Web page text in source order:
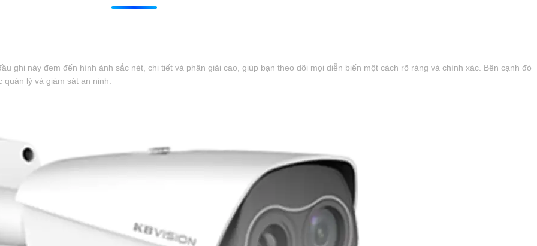
ghi này đem đến hình ảnh sắc nét, chi tiết và phân giải cao, giúp bạn theo dõi mọi diễn biến một cách rõ ràng và chính xác. Bên cạnh đó
lý và giám sát an ninh.